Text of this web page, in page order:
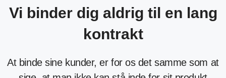
Vi binder dig aldrig til en lang
kontrakt
At binde sine kunder, er for os det samme som at